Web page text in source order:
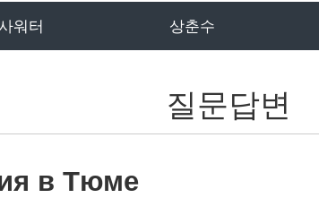
워터 상춘수
질문답변
в Тюме